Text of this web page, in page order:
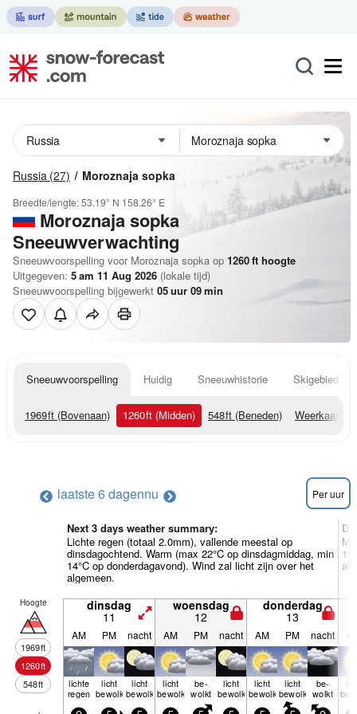
Russia (27) Moroznaja sopka
Breedte/lengte:53.19° N 158.26° E
Moroznaja sopka
Sneeuwverwachting
Sneeuwvoorspelling voor Moroznaja sopka op 1260ft hoogte
Uitgegeven: 5 am 11 Aug 2026 (lokale tijd)
Sneeuwvoorspelling bijgewerkt 05uur 09min
Sneeuwvoorspelling Huidig Sneeuwhistorie Skigebied
1969ft (Bovenaan) 1260ft (Midden) 548ft (Beneden) Weerkaarten
laatste 6 dagennu Per uur
Next 3 days weather summary:
Lichte regen (totaal 2.0mm), vallende meestal op
dinsdagochtend. Warm (max 22°C op dinsdagmiddag, min
14°C op donderdagavond). Wind zal licht zijn over het
algemeen.
Hoogte
1969ft
1260ft
548ft
dinsdag
11
woensdag
12
donderdag
13
AM PM nacht AM PM nacht AM PM nacht
lichte
regen
licht
bewolkt
licht
bewolkt
licht
bewolkt
be­
wolkt
licht
bewolkt
licht
bewolkt
licht
bewolkt
be­
wolkt